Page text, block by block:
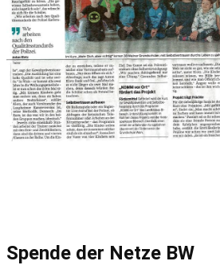
Spende der Netze BW